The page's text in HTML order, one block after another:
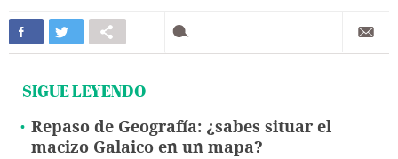
SIGUE LEYENDO
Repaso de Geografía: ¿sabes situar el
macizo Galaico en un mapa?